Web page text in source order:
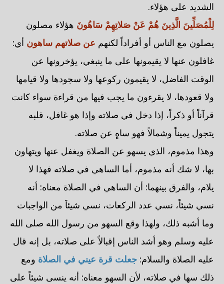
الشديد على هؤلاء.
لِلْمُصَلِّينَ الَّذِينَ هُمْ عَنْ صَلاتِهِمْ سَاهُونَ هؤلاء مصلون
يصلون مع الناس أو أفراداً لكنهم عن صلاتهم ساهون أي:
غافلون عنها لا يقيمونها على ما ينبغي، يؤخرونها عن
الوقت الفاضل، لا يقيمون ركوعها ولا سجودها ولا قيامها
ولا قعودها، لا يقرءون ما يجب فيها من قراءة سواء كانت
قرآناً أو ذكراً، إذا دخل في صلاته وإذا هو غافل، قلبه
يتجول يميناً وشمالاً فهو ساهٍ عن صلاته.
وهذا مذموم، الذي يسهو عن الصلاة ويغفل عنها ويتهاون
بها، لا شك أنه مذموم، أما الساهي في صلاته فهذا لا
يلام، والفرق بينهما: أن الساهي في الصلاة معناه: أنه
نسي شيئاً، نسي عدد الركعات، نسي شيئاَ من الواجبات
وما أشبه ذلك، ولهذا وقع السهو من رسول الله صلى الله
عليه وسلم وهو أشد الناس إقبالاً على صلاته، بل إنه قال
عليه الصلاة والسلام: جعلت قرة عيني في الصلاة ومع
ذلك سها في صلاته، لأن السهو معناه: أنه ينسى شيئاً على